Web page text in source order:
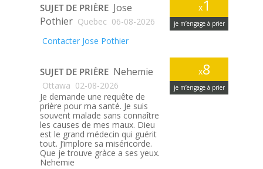
x1
je m’engage à prier
SUJET DE PRIÈRE Jose
Pothier Quebec 06-08-2026
Contacter Jose Pothier
x8
je m’engage à prier
SUJET DE PRIÈRE Nehemie
Ottawa 02-08-2026
Je demande une requête de
prière pour ma santé. Je suis
souvent malade sans connaître
les causes de mes maux. Dieu
est le grand médecin qui guérit
tout. J’implore sa miséricorde.
Que je trouve gràce a ses yeux.
Nehemie